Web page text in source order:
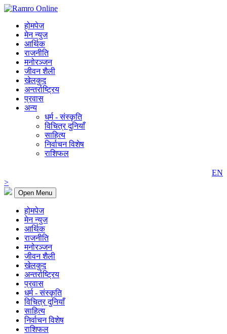
होमपेज
मेन न्युज
आर्थिक
राजनीति
मनोरञ्जन
जीवन शैली
खेलकुद
अन्तर्राष्ट्रिय
प्रवास
अन्य
धर्म - संस्कृति
विचित्र दुनियाँ
साहित्य
निर्वाचन विशेष
राशिफल
EN
>
Open Menu
होमपेज
मेन न्युज
आर्थिक
राजनीति
मनोरञ्जन
जीवन शैली
खेलकुद
अन्तर्राष्ट्रिय
प्रवास
धर्म - संस्कृति
विचित्र दुनियाँ
साहित्य
निर्वाचन विशेष
राशिफल